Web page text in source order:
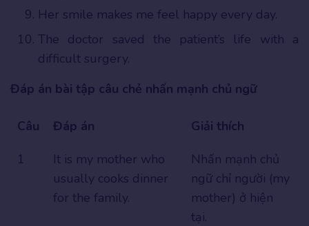
Her smile makes me feel happy every day.
The doctor saved the patient’s life with a
difficult surgery.
Đáp án bài tập câu chẻ nhấn mạnh chủ ngữ
Câu Đáp án
Giải thích
1
It is my mother who
usually cooks dinner
for the family.
Nhấn mạnh chủ
ngữ chỉ người (my
mother) ở hiện
tại.